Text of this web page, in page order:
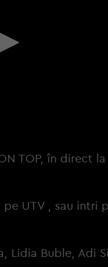
TOP, în direct
pe UTV , sau intri
Lidia Buble, Adi